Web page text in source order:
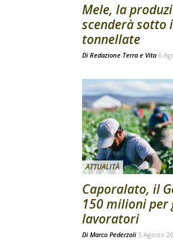
Mele, la
scenderà sotto
tonnellate
Di Redazione Terra e Vita 6
ATTUALITÀ
Caporalato, il
150 milioni per
lavoratori
Di Marco Pederzoli 5 Agosto